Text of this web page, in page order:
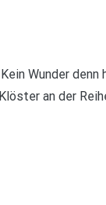
Wunder
an der